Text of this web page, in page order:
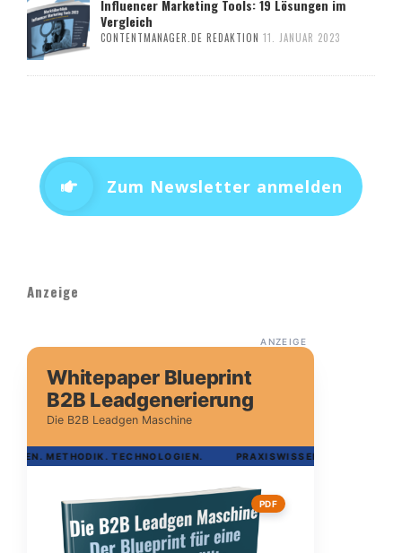
Influencer Marketing Tools: 19 Lösungen im
Vergleich
CONTENTMANAGER.DE REDAKTION 11. JANUAR 2023
Zum Newsletter anmelden
Anzeige